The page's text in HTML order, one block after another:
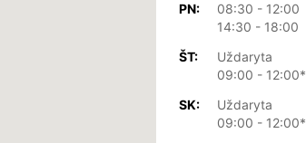
PN:
08:30 - 12:00
14:30 - 18:00
ŠT:
Uždaryta
09:00 - 12:00*
SK:
Uždaryta
09:00 - 12:00*